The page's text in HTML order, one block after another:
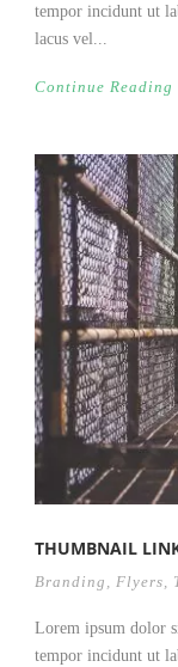
tempor incidunt ut
lacus vel...
Continue Reading
THUMBNAIL
Branding Flyers
Lorem ipsum dolor
tempor incidunt ut